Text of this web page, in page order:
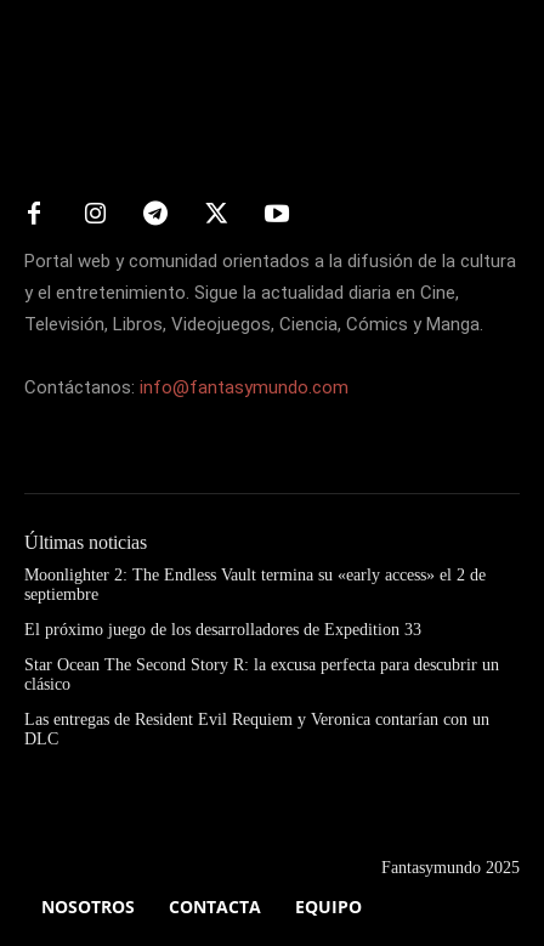
Portal web y comunidad orientados a la difusión de la cultura
y el entretenimiento. Sigue la actualidad diaria en Cine,
Televisión, Libros, Videojuegos, Ciencia, Cómics y Manga.
Contáctanos: info@fantasymundo.com
Últimas noticias
Moonlighter 2: The Endless Vault termina su «early access» el 2 de
septiembre
El próximo juego de los desarrolladores de Expedition 33
Star Ocean The Second Story R: la excusa perfecta para descubrir un
clásico
Las entregas de Resident Evil Requiem y Veronica contarían con un
DLC
Fantasymundo 2025
NOSOTROS CONTACTA EQUIPO